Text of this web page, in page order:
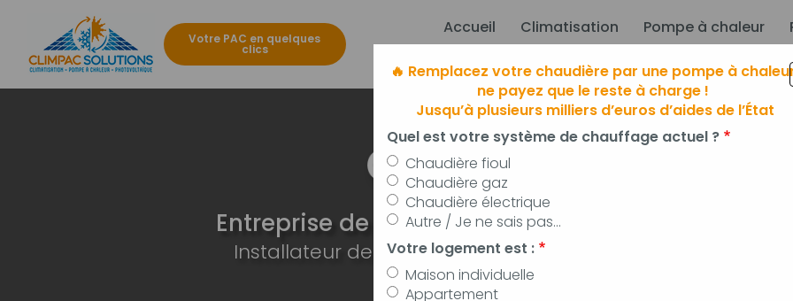
contenu
principal
Votre PAC en quelques
clics Navigation principale
Accueil Climatisation Pompe à chaleur
Entreprise de climatisationà Manosque,
Installateur de pompes à chaleur, panneaux
🔥 Remplacez votre chaudière par une pompe à
ne payez que le reste à charge !
Jusqu’à plusieurs milliers d’euros d’aides de l’État
Quel est votre système de chauffage actuel ?
Chaudière fioul
Chaudière gaz
Chaudière électrique
Autre / Je ne sais pas...
Votre logement est :
Maison individuelle
Appartement